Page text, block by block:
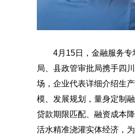
4月15日，金融服务
局、县政管审批局携手四
场，企业代表详细介绍生
模、发展规划，量身定制
贷款期限匹配、融资成本
活水精准浇灌实体经济，